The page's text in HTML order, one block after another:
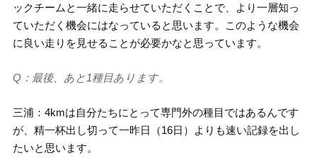
ックチームと一緒に走らせていただくことで、より一層知っ
ていただく機会にはなっていると思います。このような機会
に良い走りを見せることが必要かなと思っています。
Q：最後、あと1種目あります。
三浦：4kmは自分たちにとって専門外の種目ではあるんです
が、精一杯出し切って一昨日（16日）よりも速い記録を出し
たいと思います。